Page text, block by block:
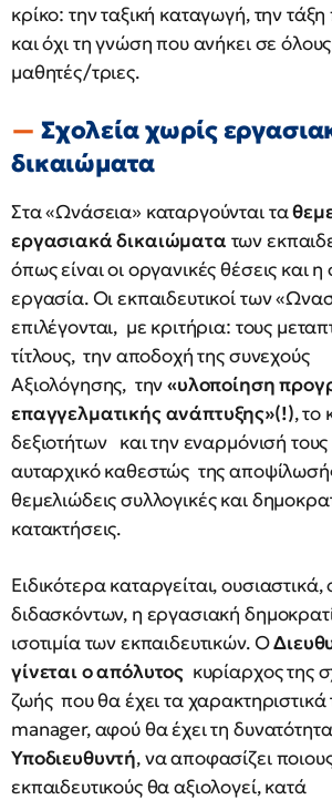
κρίκο: την ταξική καταγωγή, την
και όχι τη γνώση που ανήκει σε
μαθητές/τριες.
Σχολεία χωρίς
δικαιώματα
Στα «Ωνάσεια» καταργούνται τα
εργασιακά δικαιώματα των
όπως είναι οι οργανικές θέσεις και
εργασία. Οι εκπαιδευτικοί των
επιλέγονται, με κριτήρια: τους
τίτλους, την αποδοχή της συνεχούς
Αξιολόγησης, την«υλοποίηση
επαγγελματικής ανάπτυξης»(!), το
δεξιοτήτων και την εναρμόνισή τους
αυταρχικό καθεστώς της
θεμελιώδεις συλλογικές και
κατακτήσεις.
Ειδικότερα καταργείται,
διδασκόντων, η εργασιακή
ισοτιμία των εκπαιδευτικών. Ο
γίνεται ο απόλυτος κυρίαρχος της
ζωής που θα έχει τα χαρακτηριστικά
manager, αφού θα έχει τη
Υποδιευθυντή, να αποφασίζει
εκπαιδευτικούς θα αξιολογεί, κατά